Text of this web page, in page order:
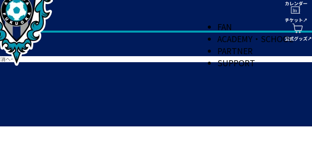
FAN
ACADEMY・SCHOOL
PARTNER
SUPPORT
へ～